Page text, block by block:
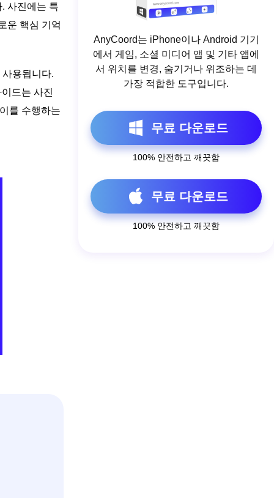
사진에는 특
운 핵심 기억
용됩니다.
드는 사진
를 수행하는
AnyCoord는 iPhone이나 Android 기기
에서 게임, 소셜 미디어 앱 및 기타 앱에
서 위치를 변경, 숨기거나 위조하는 데
가장 적합한 도구입니다.
무료 다운로드
100% 안전하고 깨끗함
무료 다운로드
100% 안전하고 깨끗함